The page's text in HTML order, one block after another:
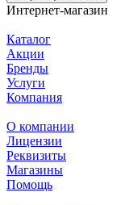
Интернет-магазин
Каталог
Акции
Бренды
Услуги
Компания
О компании
Лицензии
Реквизиты
Магазины
Помощь